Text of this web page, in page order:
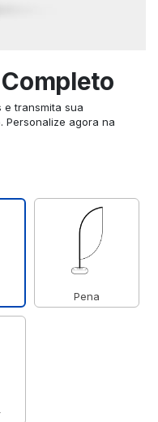
e transmita sua
Personalize agora na
Pena